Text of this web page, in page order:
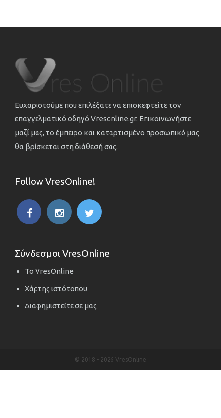
Ευχαριστούμε που επιλέξατε να επισκεφτείτε τον
επαγγελματικό οδηγό Vresonline.gr. Επικοινωνήστε
μαζί μας, το έμπειρο και καταρτισμένο προσωπικό μας
θα βρίσκεται στη διάθεσή σας.
Follow VresOnline!
Σύνδεσμοι VresOnline
Το VresOnline
Χάρτης ιστότοπου
Διαφημιστείτε σε μας
© 2018 - 2026 VresOnline